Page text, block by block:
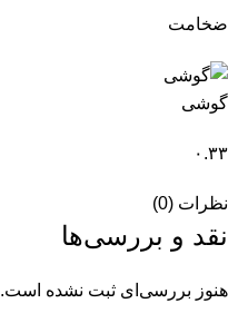
ضخامت
گوشی
۰.۳۳
نظرات (0)
نقد و بررسی‌ها
هنوز بررسی‌ای ثبت نشده است.